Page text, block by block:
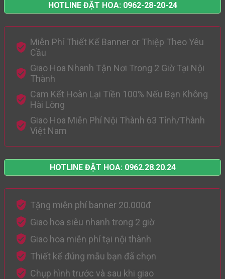
HOTLINE ĐẶT HOA: 0962-28-20-24
Miễn Phí Thiết Kế Banner or Thiệp Theo Yêu
Cầu
Giao Hoa Nhanh Tận Nơi Trong 2 Giờ Tại Nội
Thành
Cam Kết Hoàn Lại Tiền 100% Nếu Bạn Không
Hài Lòng
Giao Hoa Miễn Phí Nội Thành 63 Tỉnh/Thành
Việt Nam
HOTLINE ĐẶT HOA: 0962.28.20.24
Tặng miễn phí banner 20.000đ
Giao hoa siêu nhanh trong 2 giờ
Giao hoa miễn phí tại nội thành
Thiết kế đúng mẫu bạn đã chọn
Chụp hình trước và sau khi giao